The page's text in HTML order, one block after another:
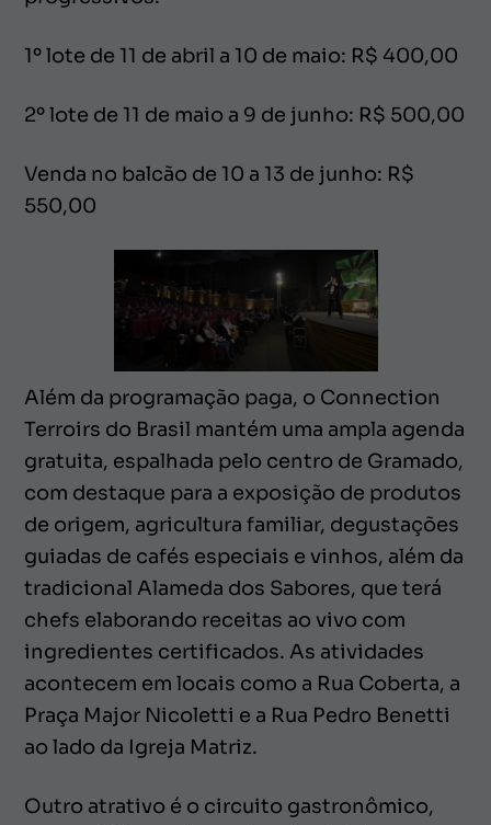
1º lote de 11 de abril a 10 de maio: R$ 400,00
2º lote de 11 de maio a 9 de junho: R$ 500,00
Venda no balcão de 10 a 13 de junho: R$
550,00
Além da programação paga, o Connection
Terroirs do Brasil mantém uma ampla agenda
gratuita, espalhada pelo centro de Gramado,
com destaque para a exposição de produtos
de origem, agricultura familiar, degustações
guiadas de cafés especiais e vinhos, além da
tradicional Alameda dos Sabores, que terá
chefs elaborando receitas ao vivo com
ingredientes certificados. As atividades
acontecem em locais como a Rua Coberta, a
Praça Major Nicoletti e a Rua Pedro Benetti
ao lado da Igreja Matriz.
Outro atrativo é o circuito gastronômico,